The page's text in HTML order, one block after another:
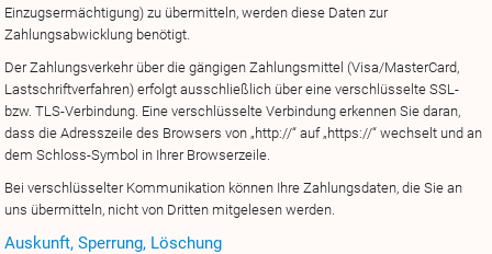
Einzugsermächtigung) zu übermitteln, werden diese Daten zur
Zahlungsabwicklung benötigt.
Der Zahlungsverkehr über die gängigen Zahlungsmittel (Visa/MasterCard,
Lastschriftverfahren) erfolgt ausschließlich über eine verschlüsselte SSL-
bzw. TLS-Verbindung. Eine verschlüsselte Verbindung erkennen Sie daran,
dass die Adresszeile des Browsers von „http://“ auf „https://“ wechselt und an
dem Schloss-Symbol in Ihrer Browserzeile.
Bei verschlüsselter Kommunikation können Ihre Zahlungsdaten, die Sie an
uns übermitteln, nicht von Dritten mitgelesen werden.
Auskunft, Sperrung, Löschung